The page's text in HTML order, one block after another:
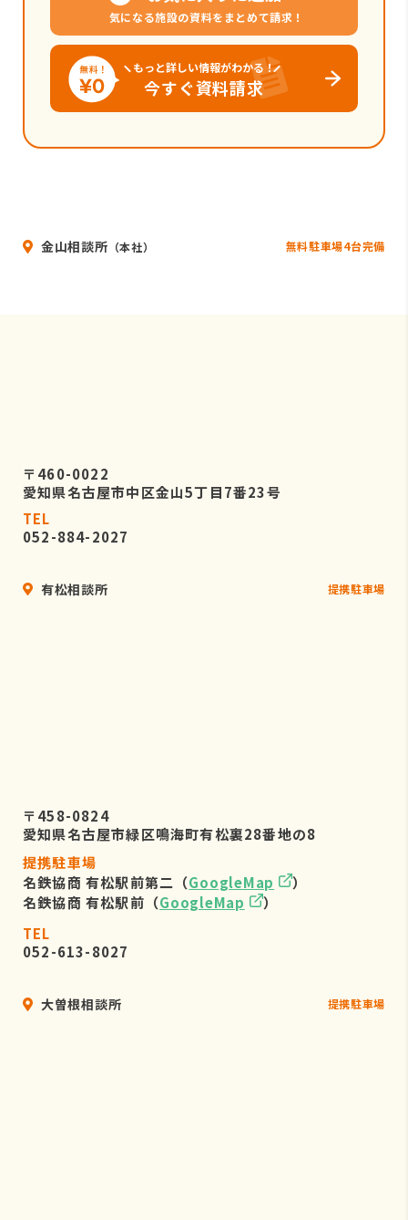
気になる施設の資料をまとめて請求！
もっと詳しい情報がわかる！
今すぐ資料請求
金山相談所 （本社） 無料駐車場4台完備
〒460-0022
愛知県名古屋市中区金山5丁目7番23号
TEL
052-884-2027
有松相談所 提携駐車場
〒458-0824
愛知県名古屋市緑区鳴海町有松裏28番地の8
提携駐車場
名鉄協商 有松駅前第二（GoogleMap
）
名鉄協商 有松駅前（GoogleMap
）
TEL
052-613-8027
大曽根相談所 提携駐車場